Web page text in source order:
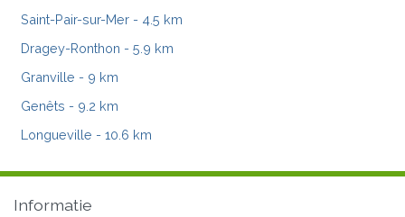
Saint-Pair-sur-Mer - 4.5 km
Dragey-Ronthon - 5.9 km
Granville - 9 km
Genêts - 9.2 km
Longueville - 10.6 km
Informatie